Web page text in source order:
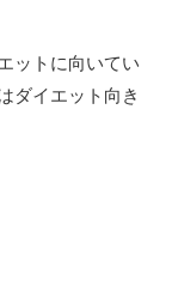
ットに向いてい
ダイエット向き